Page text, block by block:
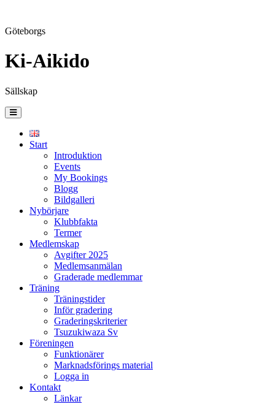
Göteborgs
Ki-Aikido
Sällskap
Skip
content
Start
Introduktion
Events
My Bookings
Blogg
Bildgalleri
Nybörjare
Klubbfakta
Termer
Medlemskap
Avgifter 2025
Medlemsanmälan
Graderade medlemmar
Träning
Träningstider
Inför gradering
Graderingskriterier
Tsuzukiwaza Sv
Föreningen
Funktionärer
Marknadsförings material
Logga in
Kontakt
Länkar